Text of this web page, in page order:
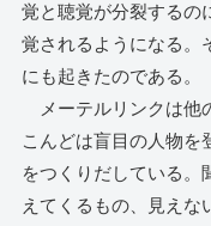
覚と聴覚が分裂するの
覚されるようになる。
にも起きたのである。
メーテルリンクは他
こんどは盲目の人物を
をつくりだしている。
えてくるもの、見えな